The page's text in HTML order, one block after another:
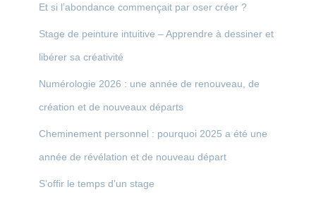
Et si l’abondance commençait par oser créer ?
Stage de peinture intuitive – Apprendre à dessiner et
libérer sa créativité
Numérologie 2026 : une année de renouveau, de
création et de nouveaux départs
Cheminement personnel : pourquoi 2025 a été une
année de révélation et de nouveau départ
S’offir le temps d’un stage